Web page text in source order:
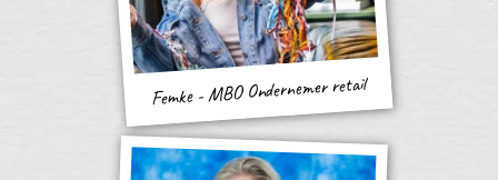
Femke - MBO Ondernemer retail